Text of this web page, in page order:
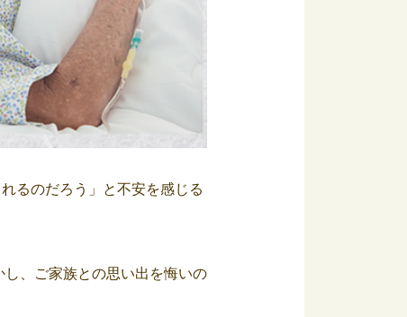
るのだろう」と不安を感じる
、ご家族との思い出を悔いの